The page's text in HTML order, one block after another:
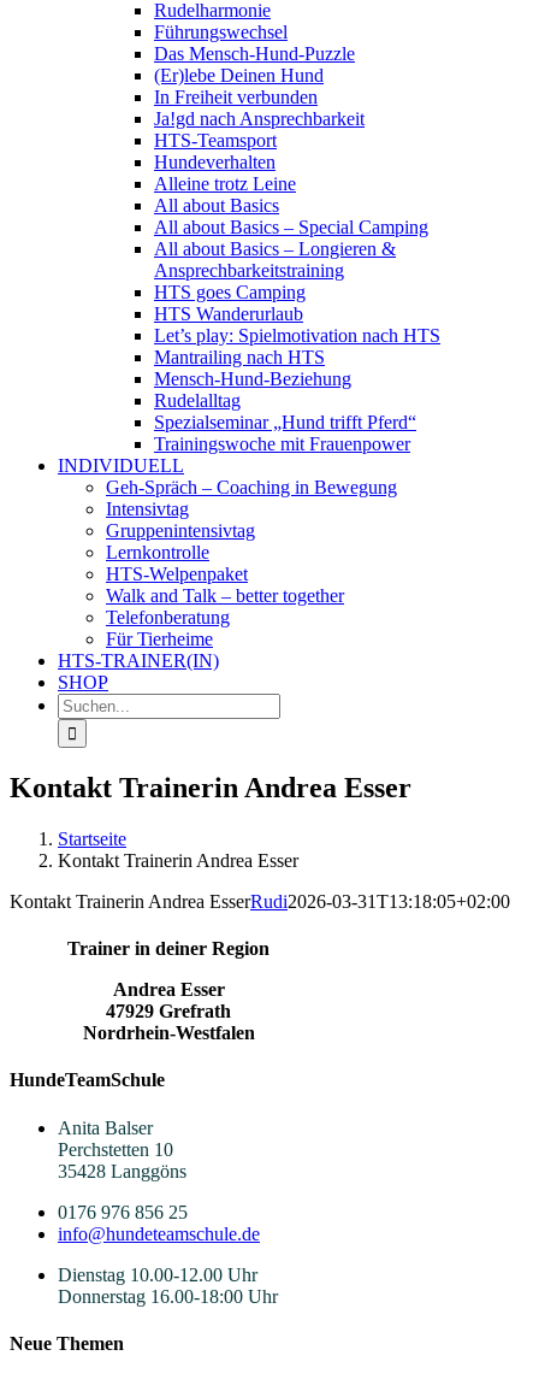
Rudelharmonie
Führungswechsel
Das Mensch-Hund-Puzzle
(Er)lebe Deinen Hund
In Freiheit verbunden
Ja!gd nach Ansprechbarkeit
HTS-Teamsport
Hundeverhalten
Alleine trotz Leine
All about Basics
All about Basics – Special Camping
All about Basics – Longieren &
Ansprechbarkeitstraining
HTS goes Camping
HTS Wanderurlaub
Let’s play: Spielmotivation nach HTS
Mantrailing nach HTS
Mensch-Hund-Beziehung
Rudelalltag
Spezialseminar „Hund trifft Pferd“
Trainingswoche mit Frauenpower
INDIVIDUELL
Geh-Spräch – Coaching in Bewegung
Intensivtag
Gruppenintensivtag
Lernkontrolle
HTS-Welpenpaket
Walk and Talk – better together
Telefonberatung
Für Tierheime
HTS-TRAINER(IN)
SHOP
Suche
nach:
Kontakt Trainerin Andrea Esser
Startseite
Kontakt Trainerin Andrea Esser
Kontakt Trainerin Andrea EsserRudi2026-03-31T13:18:05+02:00
Trainer in deiner Region
Andrea Esser
47929 Grefrath
Nordrhein-Westfalen
HundeTeamSchule
Anita Balser
Perchstetten 10
35428 Langgöns
0176 976 856 25
info@hundeteamschule.de
Dienstag 10.00-12.00 Uhr
Donnerstag 16.00-18:00 Uhr
Neue Themen